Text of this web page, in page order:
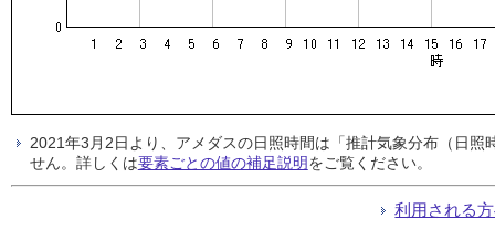
2021年3月2日より、アメダスの日照時間は「推計気象分布（日
せん。詳しくは要素ごとの値の補足説明をご覧ください。
利用される